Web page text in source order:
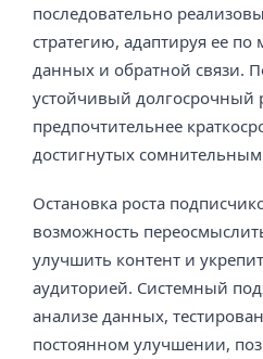
последовательно
стратегию, адаптируя ее
данных и обратной связи.
устойчивый долгосрочный
предпочтительнее
достигнутых
Остановка роста
возможность
улучшить контент и
аудиторией. Системный
анализе данных,
постоянном улучшении,